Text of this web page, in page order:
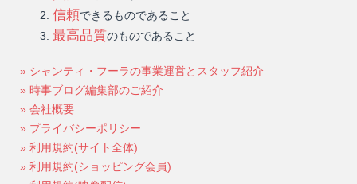
信頼できるものであること
最高品質のものであること
» シャンティ・フーラの事業運営とスタッフ紹介
» 時事ブログ編集部のご紹介
» 会社概要
» プライバシーポリシー
» 利用規約(サイト全体)
» 利用規約(ショッピング会員)